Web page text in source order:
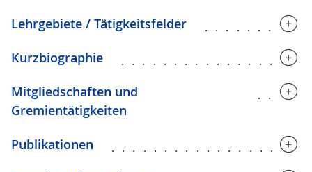
Lehrgebiete / Tätigkeitsfelder
Kurzbiographie
Mitgliedschaften und
Gremientätigkeiten
Publikationen